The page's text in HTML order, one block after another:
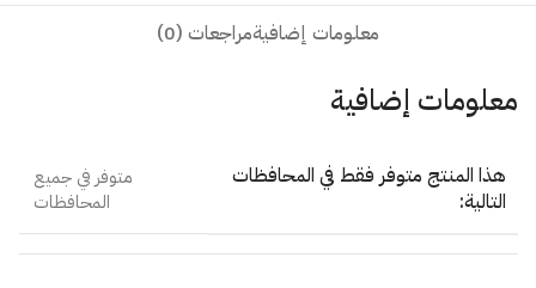
معلومات إضافيةمراجعات (0)
معلومات إضافية
هذا المنتج متوفر فقط في المحافظات
التالية:
متوفر في جميع
المحافظات